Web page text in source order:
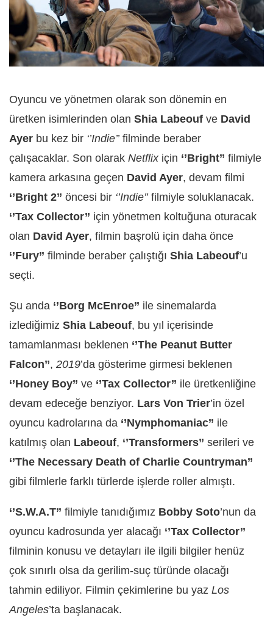
Oyuncu ve yönetmen olarak son dönemin en
üretken isimlerinden olan Shia Labeouf ve David
Ayer bu kez bir ‘’Indie’’filminde beraber
çalışacaklar. Son olarak Netflixiçin ‘’Bright’’ filmiyle
kamera arkasına geçen David Ayer, devam filmi
‘’Bright 2’’ öncesi bir ‘’Indie’’filmiyle soluklanacak.
‘’Tax Collector’’ için yönetmen koltuğuna oturacak
olan David Ayer, filmin başrolü için daha önce
‘’Fury’’ filminde beraber çalıştığı Shia Labeouf’u
seçti.
Şu anda ‘’Borg McEnroe’’ ile sinemalarda
izlediğimiz Shia Labeouf, bu yıl içerisinde
tamamlanması beklenen ‘’The Peanut Butter
Falcon’’, 2019’da gösterime girmesi beklenen
‘’Honey Boy’’ ve ‘’Tax Collector’’ ile üretkenliğine
devam edeceğe benziyor. Lars Von Trier’in özel
oyuncu kadrolarına da ‘’Nymphomaniac’’ ile
katılmış olan Labeouf, ‘’Transformers’’ serileri ve
‘’The Necessary Death of Charlie Countryman’’
gibi filmlerle farklı türlerde işlerde roller almıştı.
‘’S.W.A.T’’ filmiyle tanıdığımız Bobby Soto’nun da
oyuncu kadrosunda yer alacağı ‘’Tax Collector’’
filminin konusu ve detayları ile ilgili bilgiler henüz
çok sınırlı olsa da gerilim-suç türünde olacağı
tahmin ediliyor. Filmin çekimlerine bu yaz Los
Angeles’ta başlanacak.